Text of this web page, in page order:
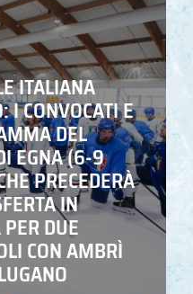
ITALIANA
I CONVOCATI E
DEL
EGNA (6-9
PRECEDERÀ
IN
DUE
CON AMBRÌ